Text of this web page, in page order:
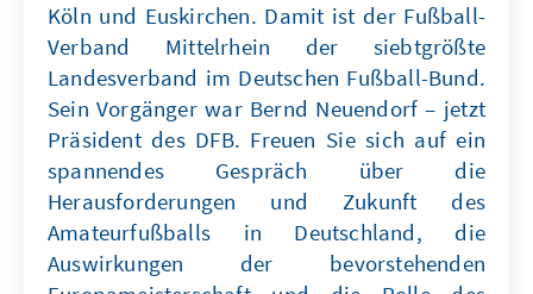
Köln und Euskirchen. Damit ist der Fußball-
Verband Mittelrhein der siebtgrößte
Landesverband im Deutschen Fußball-Bund.
Sein Vorgänger war Bernd Neuendorf – jetzt
Präsident des DFB. Freuen Sie sich auf ein
spannendes Gespräch über die
Herausforderungen und Zukunft des
Amateurfußballs in Deutschland, die
Auswirkungen der bevorstehenden